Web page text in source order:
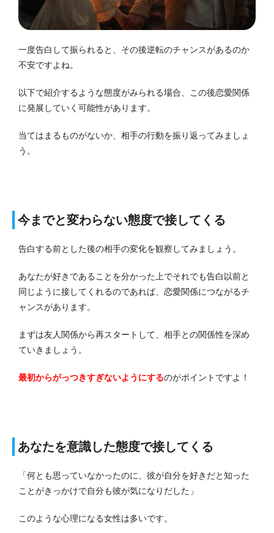
一度告白して振られると、その後逆転のチャンスがあるのか
不安ですよね。
以下で紹介するような態度がみられる場合、この後恋愛関係
に発展していく可能性があります。
当てはまるものがないか、相手の行動を振り返ってみましょ
う。
今までと変わらない態度で接してくる
告白する前とした後の相手の変化を観察してみましょう。
あなたが好きであることを分かった上でそれでも告白以前と
同じように接してくれるのであれば、恋愛関係につながるチ
ャンスがあります。
まずは友人関係から再スタートして、相手との関係性を深め
ていきましょう。
最初からがっつきすぎないようにするのがポイントですよ！
あなたを意識した態度で接してくる
「何とも思っていなかったのに、彼が自分を好きだと知った
ことがきっかけで自分も彼が気になりだした」
このような心理になる女性は多いです。